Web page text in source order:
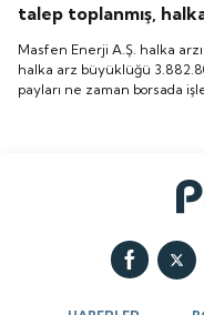
talep toplanmış,
TL olarak
zaman borsada
Masfen Enerji A.Ş. halka
halka arz büyüklüğü
payları ne zaman borsada